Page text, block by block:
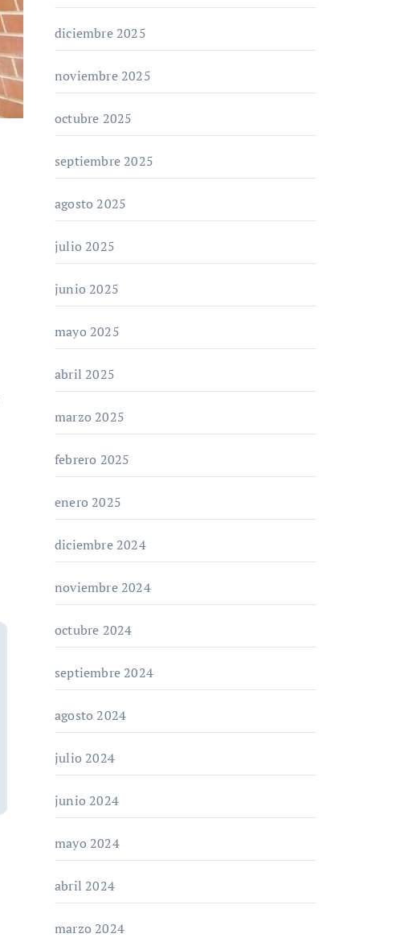
diciembre 2025
noviembre 2025
octubre 2025
septiembre 2025
agosto 2025
julio 2025
junio 2025
mayo 2025
abril 2025
marzo 2025
febrero 2025
enero 2025
diciembre 2024
noviembre 2024
octubre 2024
septiembre 2024
agosto 2024
julio 2024
junio 2024
mayo 2024
abril 2024
marzo 2024